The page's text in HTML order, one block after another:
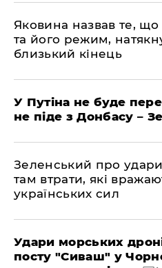
Яковина назвав те, що
та його режим,
близький кінець
У Путіна не буде
не піде з Донбасу –
Зеленський про
там втрати, які
українських сил
Удари морських
посту "Сиваш" у